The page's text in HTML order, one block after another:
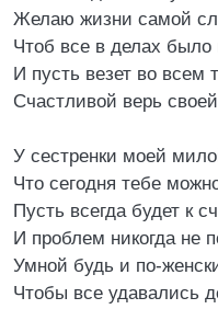
Желаю жизни самой
Чтоб все в делах было
И пусть везет во всем
Счастливой верь
У сестренки моей
Что сегодня тебе
Пусть всегда будет к
И проблем никогда не
Умной будь и по-
Чтобы все удавались